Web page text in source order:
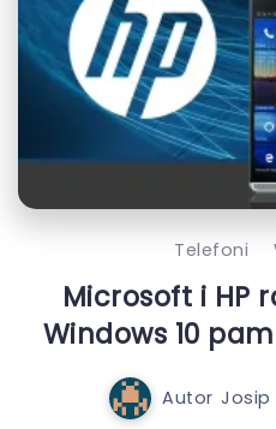
Telefoni
Microsoft i HP
Windows 10
Autor Josip